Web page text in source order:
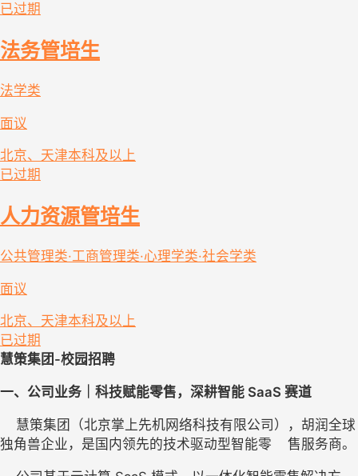
已过期
法务管培生
法学类
面议
北京、天津本科及以上
已过期
人力资源管培生
公共管理类·工商管理类·心理学类·社会学类
面议
北京、天津本科及以上
已过期
慧策集团-校园招聘
一、公司业务｜科技赋能零售， 深耕智能 SaaS 赛道
慧策集团（北京掌上先机网络科技有限公司），胡润全球
独角兽企业，是国内领先的技术驱动型智能零    售服务商。